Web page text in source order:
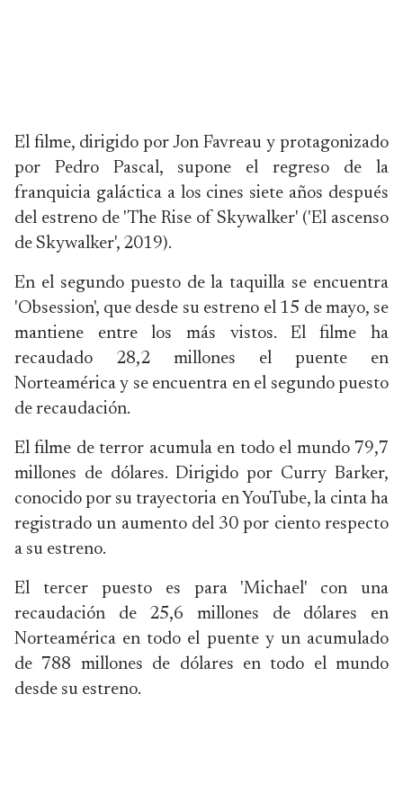
El filme, dirigido por Jon Favreau y protagonizado
por Pedro Pascal, supone el regreso de la
franquicia galáctica a los cines siete años después
del estreno de 'The Rise of Skywalker' ('El ascenso
de Skywalker', 2019).
En el segundo puesto de la taquilla se encuentra
'Obsession', que desde su estreno el 15 de mayo, se
mantiene entre los más vistos. El filme ha
recaudado 28,2 millones el puente en
Norteamérica y se encuentra en el segundo puesto
de recaudación.
El filme de terror acumula en todo el mundo 79,7
millones de dólares. Dirigido por Curry Barker,
conocido por su trayectoria en YouTube, la cinta ha
registrado un aumento del 30 por ciento respecto
a su estreno.
El tercer puesto es para 'Michael' con una
recaudación de 25,6 millones de dólares en
Norteamérica en todo el puente y un acumulado
de 788 millones de dólares en todo el mundo
desde su estreno.